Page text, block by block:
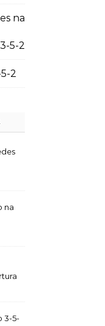
na
5-2
2
na
3-5-